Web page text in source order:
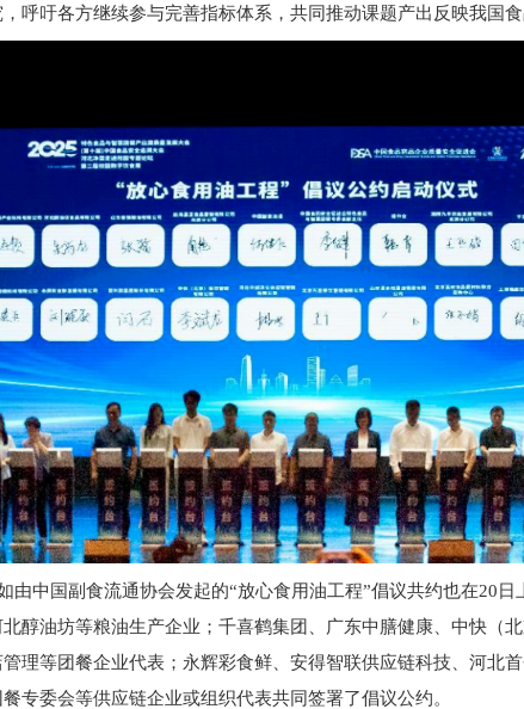
呼吁各方继续参与完善指标体系，共同推动课题产出反映我国食
由中国副食流通协会发起的“放心食用油工程”倡议共约也在20日
北醇油坊等粮油生产企业； 千喜鹤集团、广东中膳健康、中快（
理等团餐企业代表 ；永辉彩食鲜、安得智联供应链科技、河北
专委会等供应链企业或组织代表共同签署了倡议公约。